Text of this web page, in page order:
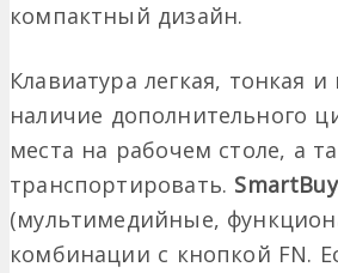
компактный дизайн.
Клавиатура легкая, тонкая
наличие дополнительного
места на рабочем столе, а
транспортировать.
(мультимедийные,
комбинации с кнопкой FN.